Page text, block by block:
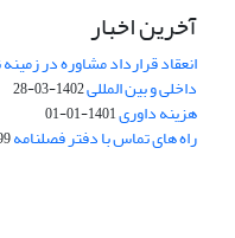
آخرین اخبار
انعقاد قرارداد مشاوره در
داخلی و بین المللی1402-03-28
هزینه داوری1401-01-01
راه های تماس با دفتر فصلنامه20